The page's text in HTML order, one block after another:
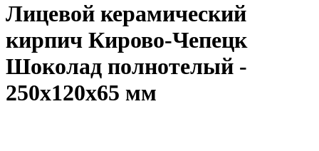
Лицевой керамический
кирпич Кирово-Чепецк
Шоколад полнотелый -
250x120x65 мм